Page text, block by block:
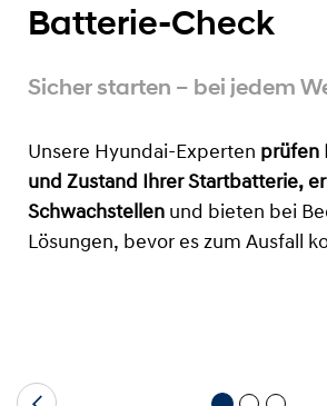
Batterie-Check
Sicher starten – bei jedem
Unsere Hyundai-Experten prüfen
und Zustand Ihrer Startbatterie,
Schwachstellen und bieten bei
Lösungen, bevor es zum Ausfall